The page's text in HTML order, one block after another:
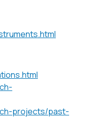
projects/past-